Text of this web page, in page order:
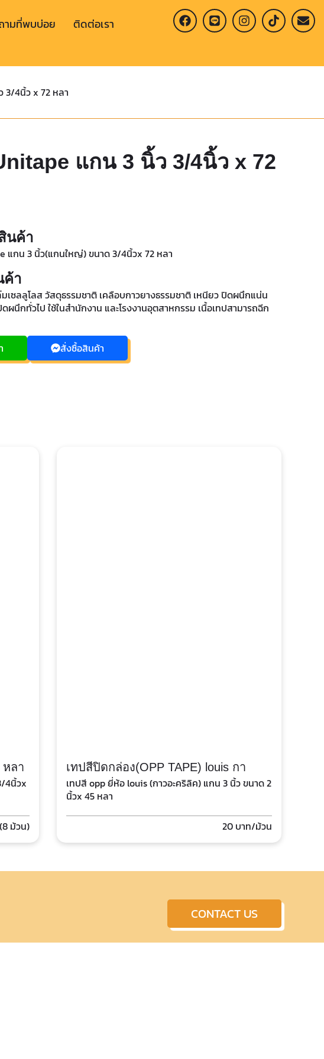
ามที่พบบ่อย ติดต่อเรา
3/4นิ้ว x 72 หลา
แกน 3 นิ้ว 3/4นิ้ว x 72
นค้า
แกน 3 นิ้ว(แกนใหญ่) ขนาด 3/4นิ้วx 72 หลา
ค้า
เซลลูโลส วัสดุธรรมชาติ เคลือบกาวยางธรรมชาติ เหนียว ปิดผนึกแน่น
ผนึกทั่วไป ใช้ในสำนักงาน และโรงงานอุตสาหกรรม เนื้อเทปสามารถฉีก
สั่งซื้อสินค้า
หลา
4นิ้วx
ม้วน)
เทปสีปิดกล่อง(OPP TAPE) louis กา
วอะคริลิค
เทปสี opp ยี่ห้อ louis (กาวอะคริลิค) แกน 3 นิ้ว ขนาด 2
นิ้วx 45 หลา
20 บาท/ม้วน
CONTACT US